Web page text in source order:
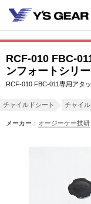
RCF-010 FBC-
ンフォートシリー
RCF-010 FBC-011専用アタ
チャイルドシート チャイル
メーカー： オージーケー技研